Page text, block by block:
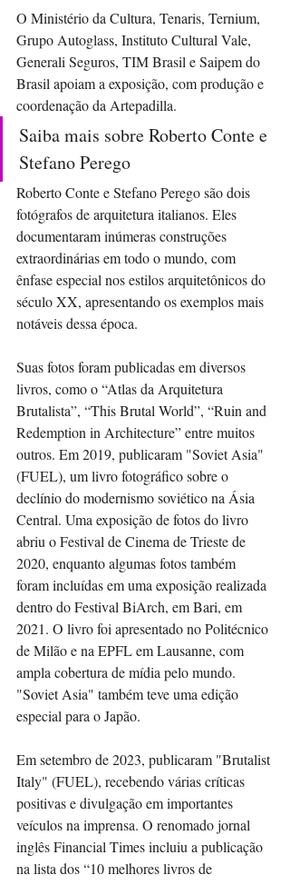
O Ministério da Cultura, Tenaris, Ternium,
Grupo Autoglass, Instituto Cultural Vale,
Generali Seguros, TIM Brasil e Saipem do
Brasil apoiam a exposição, com produção e
coordenação da Artepadilla.
Saiba mais sobre Roberto Conte e
Stefano Perego
Roberto Conte e Stefano Perego são dois
fotógrafos de arquitetura italianos. Eles
documentaram inúmeras construções
extraordinárias em todo o mundo, com
ênfase especial nos estilos arquitetônicos do
século XX, apresentando os exemplos mais
notáveis dessa época.
Suas fotos foram publicadas em diversos
livros, como o “Atlas da Arquitetura
Brutalista”, “This Brutal World”, “Ruin and
Redemption in Architecture” entre muitos
outros. Em 2019, publicaram "Soviet Asia"
(FUEL), um livro fotográfico sobre o
declínio do modernismo soviético na Ásia
Central. Uma exposição de fotos do livro
abriu o Festival de Cinema de Trieste de
2020, enquanto algumas fotos também
foram incluídas em uma exposição realizada
dentro do Festival BiArch, em Bari, em
2021. O livro foi apresentado no Politécnico
de Milão e na EPFL em Lausanne, com
ampla cobertura de mídia pelo mundo.
"Soviet Asia" também teve uma edição
especial para o Japão.
Em setembro de 2023, publicaram "Brutalist
Italy" (FUEL), recebendo várias críticas
positivas e divulgação em importantes
veículos na imprensa. O renomado jornal
inglês Financial Times incluiu a publicação
na lista dos “10 melhores livros de